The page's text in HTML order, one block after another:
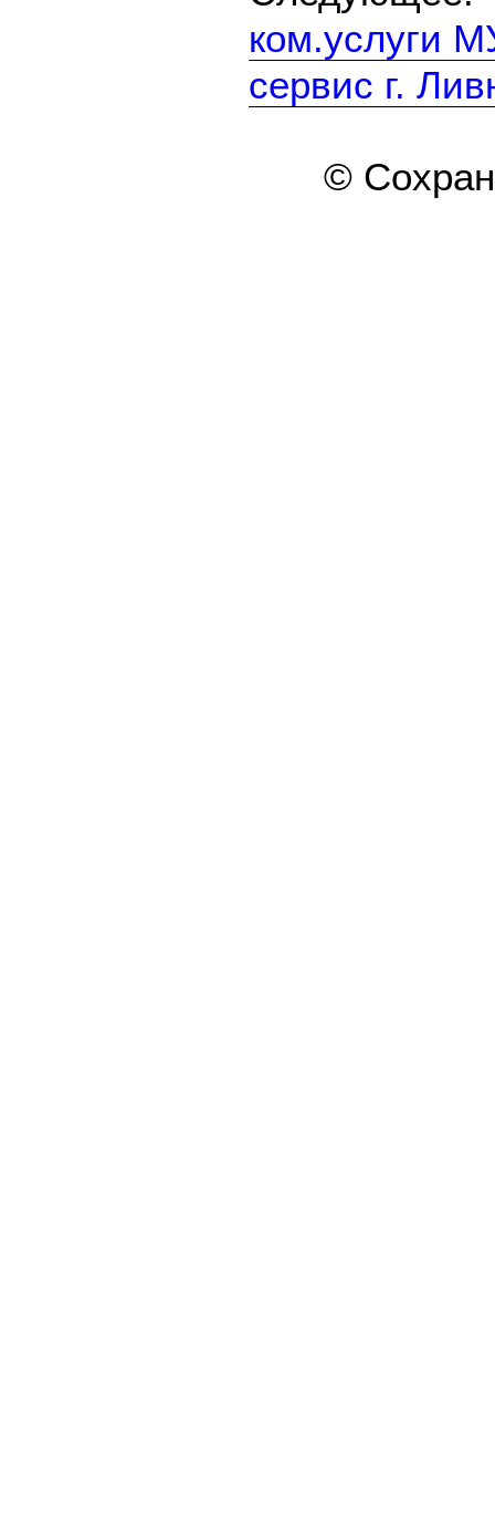
ком.услуги
сервис г.
©